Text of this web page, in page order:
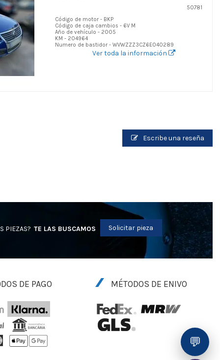
50781
Código de motor - BKP
Código de caja cambios - 6V M
Año de vehículo - 2005
KM - 204964
Numero de bastidor - WVWZZZ3CZ6E040289
Ver toda la información
Escribe una reseña
PIEZAS? TE LAS BUSCAMOS Solicitar pieza
DE PAGO MÉTODOS DE ENIVO
💬